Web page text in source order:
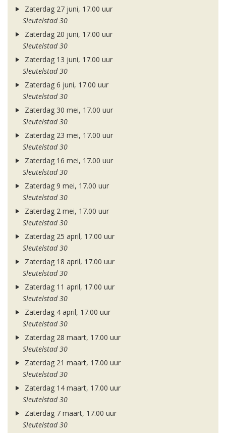
Zaterdag 27 juni, 17.00 uur
Sleutelstad 30
Zaterdag 20 juni, 17.00 uur
Sleutelstad 30
Zaterdag 13 juni, 17.00 uur
Sleutelstad 30
Zaterdag 6 juni, 17.00 uur
Sleutelstad 30
Zaterdag 30 mei, 17.00 uur
Sleutelstad 30
Zaterdag 23 mei, 17.00 uur
Sleutelstad 30
Zaterdag 16 mei, 17.00 uur
Sleutelstad 30
Zaterdag 9 mei, 17.00 uur
Sleutelstad 30
Zaterdag 2 mei, 17.00 uur
Sleutelstad 30
Zaterdag 25 april, 17.00 uur
Sleutelstad 30
Zaterdag 18 april, 17.00 uur
Sleutelstad 30
Zaterdag 11 april, 17.00 uur
Sleutelstad 30
Zaterdag 4 april, 17.00 uur
Sleutelstad 30
Zaterdag 28 maart, 17.00 uur
Sleutelstad 30
Zaterdag 21 maart, 17.00 uur
Sleutelstad 30
Zaterdag 14 maart, 17.00 uur
Sleutelstad 30
Zaterdag 7 maart, 17.00 uur
Sleutelstad 30